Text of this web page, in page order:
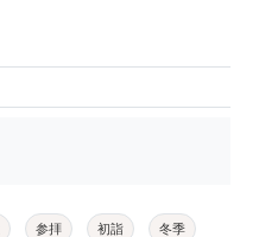
参拝 初詣 冬季